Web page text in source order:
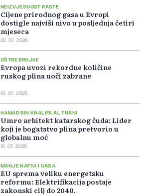
NEIZVJESNOST RASTE
Cijene prirodnog gasa u Evropi
dostigle najviši nivo u posljednja četiri
mjeseca
22. 07. 2026.
OŠTRE BROJKE
Evropa uvozi rekordne količine
ruskog plina uoči zabrane
13. 07. 2026.
HAMAD BIN KHALIFA AL THANI
Umro arhitekt katarskog čuda: Lider
koji je bogatstvo plina pretvorio u
globalnu moć
12. 07. 2026.
MANJE NAFTA I GASA
EU sprema veliku energetsku
reformu: Elektrifikacija postaje
zakonski cilj do 2040.